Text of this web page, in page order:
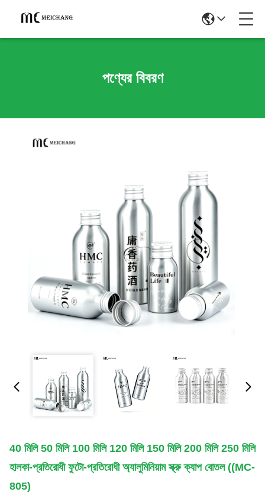
পণ্যের বিবরণ
40 মিলি 50 মিলি 100 মিলি 120 মিলি 150 মিলি 200 মিলি 250 মিলি
হালকা-প্রতিরোধী ফুটো-প্রতিরোধী অ্যালুমিনিয়াম স্ক্রু ক্যাপ বোতল ((MC-
805)